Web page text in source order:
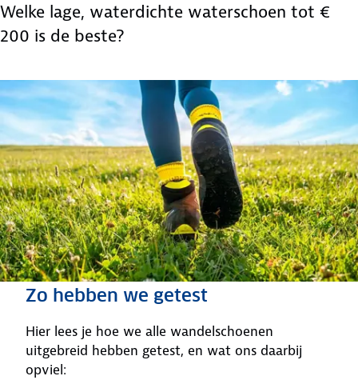
Welke lage, waterdichte waterschoen tot €
200 is de beste?
Zo hebben we getest
Hier lees je hoe we alle wandelschoenen
uitgebreid hebben getest, en wat ons daarbij
opviel: